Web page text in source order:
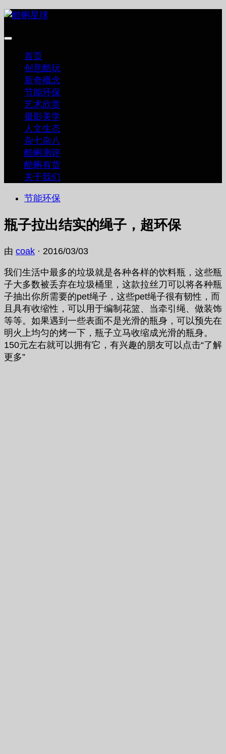
跳
内
首页
创意酷玩
新奇概念
节能环保
艺术欣赏
摄影美学
人文生态
杂七杂八
酷蝌测评
酷蝌有货
关于我们
节能环保
瓶子拉出结实的绳子，超环保
由 coak · 2016/03/03
我们生活中最多的垃圾就是各种各样的饮料瓶，这些瓶
子大多数被丢弃在垃圾桶里，这款拉丝刀可以将各种瓶
子抽出你所需要的pet绳子，这些pet绳子很有韧性，而
且具有收缩性，可以用于编制花篮、当牵引绳、做装饰
等等。如果遇到一些表面不是光滑的瓶身，可以预先在
明火上均匀的烤一下，瓶子立马收缩成光滑的瓶身。
150元左右就可以拥有它，有兴趣的朋友可以点击“了解
更多”